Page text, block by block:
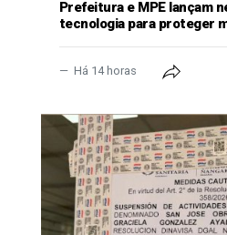
Prefeitura e MPE lançam
tecnologia para proteger
Há 14 horas